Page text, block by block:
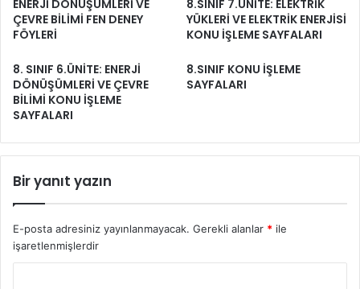
ENERJİ DÖNÜŞÜMLERİ VE
ÇEVRE BİLİMİ FEN DENEY
FÖYLERİ
8.SINIF 7.ÜNİTE: ELEKTRİK
YÜKLERİ VE ELEKTRİK ENERJİSİ
KONU İŞLEME SAYFALARI
8. SINIF 6.ÜNİTE: ENERJİ
DÖNÜŞÜMLERİ VE ÇEVRE
BİLİMİ KONU İŞLEME
SAYFALARI
8.SINIF KONU İŞLEME
SAYFALARI
Bir yanıt yazın
E-posta adresiniz yayınlanmayacak. Gerekli alanlar * ile
işaretlenmişlerdir